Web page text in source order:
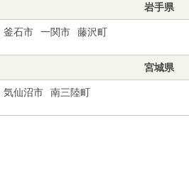
岩手県
釜石市 一関市 藤沢町
宮城県
気仙沼市 南三陸町